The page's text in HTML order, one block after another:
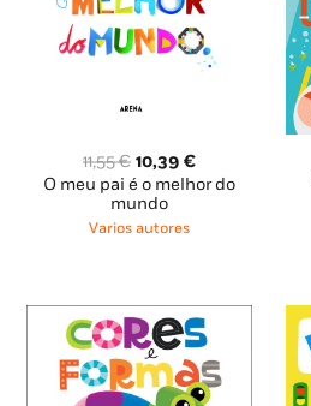
11,55€ O
preço
original
era:
10,39 €O
preço
O meu pai é o melhor do
mundo
Varios autores